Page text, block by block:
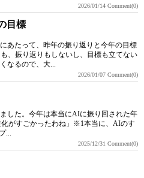
2026/01/14 Comment(0)
目標
あたって、昨年の振り返りと今年の目標
、振り返りもしないし、目標も立てない
なるので、大...
2026/01/07 Comment(0)
した。今年は本当にAIに振り回された年
がすごかったわね」※1本当に、AIのす
...
2025/12/31 Comment(0)